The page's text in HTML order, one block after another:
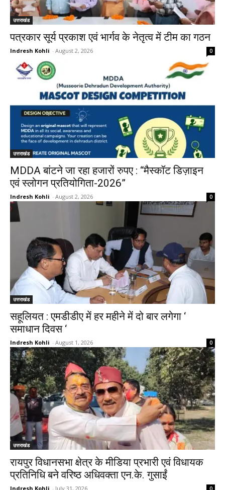
उत्तराखंड
पत्रकार सूर्य प्रकाश एवं भार्गव के नेतृत्व में टीम का गठन
Indresh Kohli - August 2, 2026 0
उत्तराखंड
MDDA बांटने जा रहा हजारों रुपए : “मैस्कॉट डिज़ाइन
एवं स्लोगन प्रतियोगिता-2026”
Indresh Kohli - August 2, 2026 0
उत्तराखंड
सहूलियत : एमडीडीए में हर महीने में दो बार लगेगा ‘
समाधान दिवस ‘
Indresh Kohli - August 1, 2026 0
उत्तराखंड
रायपुर विधानसभा क्षेत्र के मीडिया प्रभारी एवं विधायक
प्रतिनिधि बने वरिष्ठ अधिवक्ता एन.के. गुसाईं
Indresh Kohli - July 31, 2026 0